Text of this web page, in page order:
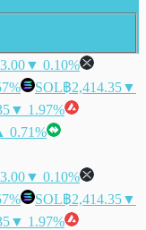
▼ 0.10%
SOL฿2,414.35▼
▼ 1.97%
0.71%
▼ 0.10%
SOL฿2,414.35▼
▼ 1.97%